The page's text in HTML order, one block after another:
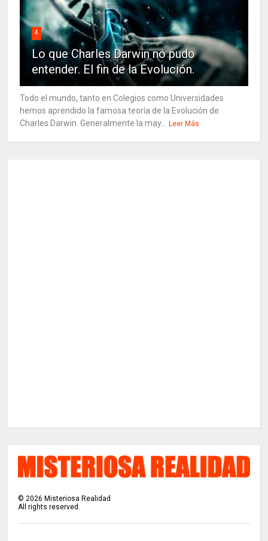
4
Lo que Charles Darwin no pudo
entender. El fin de la Evolución.
Todo el mundo, tanto en Colegios como Universidades
hemos aprendido la famosa teoría de la Evolución de
Charles Darwin. Generalmente la may...
Leer Más
©2026 Misteriosa Realidad
All rights reserved.